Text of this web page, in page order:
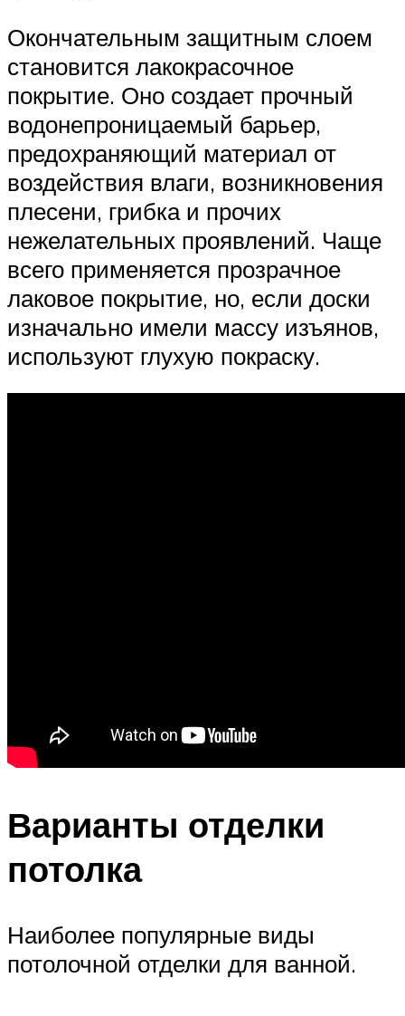
Окончательным защитным слоем
становится лакокрасочное
покрытие. Оно создает прочный
водонепроницаемый барьер,
предохраняющий материал от
воздействия влаги, возникновения
плесени, грибка и прочих
нежелательных проявлений. Чаще
всего применяется прозрачное
лаковое покрытие, но, если доски
изначально имели массу изъянов,
используют глухую покраску.
Варианты отделки
потолка
Наиболее популярные виды
потолочной отделки для ванной.